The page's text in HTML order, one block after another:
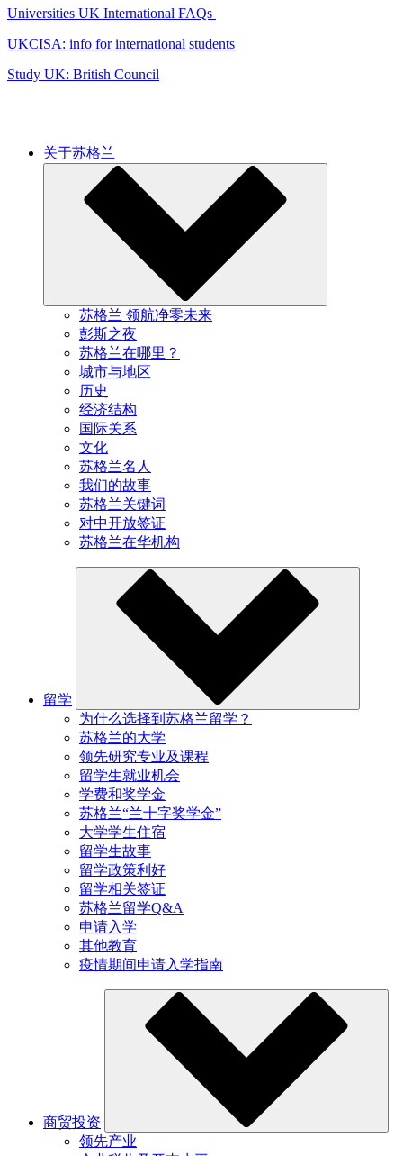
Universities UK International FAQs
UKCISA: info for international students
Study UK: British Council
关于苏格兰
苏格兰 领航净零未来
彭斯之夜
苏格兰在哪里？
城市与地区
历史
经济结构
国际关系
文化
苏格兰名人
我们的故事
苏格兰关键词
对中开放签证
苏格兰在华机构
留学
为什么选择到苏格兰留学？
苏格兰的大学
领先研究专业及课程
留学生就业机会
学费和奖学金
苏格兰“兰十字奖学金”
大学学生住宿
留学生故事
留学政策利好
留学相关签证
苏格兰留学Q&A
申请入学
其他教育
疫情期间申请入学指南
商贸投资
领先产业